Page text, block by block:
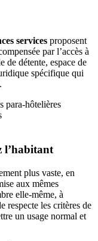
services proposent
par l’accès à
de détente, espace de
spécifique qui
para-hôtelières
l’habitant
plus vaste, en
aux mêmes
elle-même, à
respecte les critères de
un usage normal et